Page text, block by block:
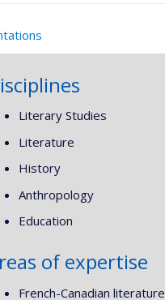
Literary Studies
Literature
History
Anthropology
Education
of expertise
French-Canadian literature